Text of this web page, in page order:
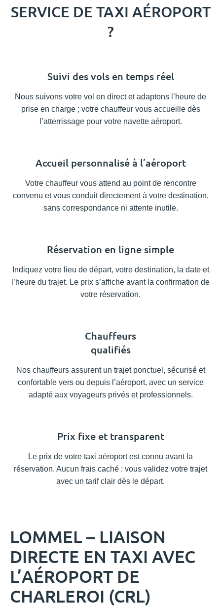
SERVICE DE TAXI AÉROPORT
?
Suivi des vols en temps réel
Nous suivons votre vol en direct et adaptons l’heure de
prise en charge ; votre chauffeur vous accueille dès
l’atterrissage pour votre navette aéroport.
Accueil personnalisé à l’aéroport
Votre chauffeur vous attend au point de rencontre
convenu et vous conduit directement à votre destination,
sans correspondance ni attente inutile.
Réservation en ligne simple
Indiquez votre lieu de départ, votre destination, la date et
l’heure du trajet. Le prix s’affiche avant la confirmation de
votre réservation.
Chauffeurs
qualifiés
Nos chauffeurs assurent un trajet ponctuel, sécurisé et
confortable vers ou depuis l’aéroport, avec un service
adapté aux voyageurs privés et professionnels.
Prix fixe et transparent
Le prix de votre taxi aéroport est connu avant la
réservation. Aucun frais caché : vous validez votre trajet
avec un tarif clair dès le départ.
LOMMEL – LIAISON
DIRECTE EN TAXI AVEC
L’AÉROPORT DE
CHARLEROI (CRL)